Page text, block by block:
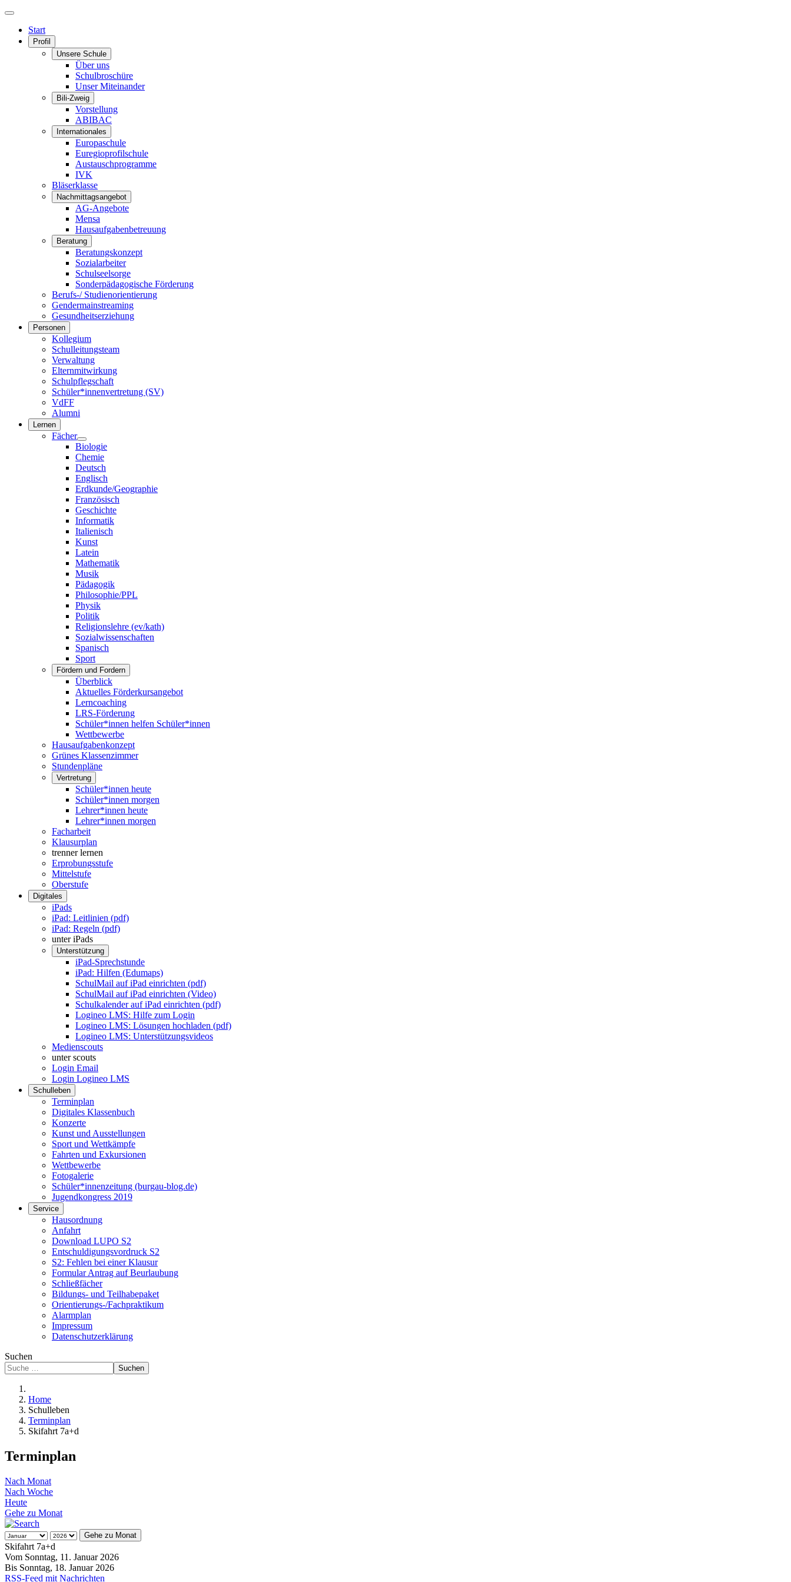
Start
Profil
Unsere Schule
Über uns
Schulbroschüre
Unser Miteinander
Bili-Zweig
Vorstellung
ABIBAC
Internationales
Europaschule
Euregioprofilschule
Austauschprogramme
IVK
Bläserklasse
Nachmittagsangebot
AG-Angebote
Mensa
Hausaufgabenbetreuung
Beratung
Beratungskonzept
Sozialarbeiter
Schulseelsorge
Sonderpädagogische Förderung
Berufs-/ Studienorientierung
Gendermainstreaming
Gesundheitserziehung
Personen
Kollegium
Schulleitungsteam
Verwaltung
Elternmitwirkung
Schulpflegschaft
Schüler*innenvertretung (SV)
VdFF
Alumni
Lernen
Fächer
Biologie
Chemie
Deutsch
Englisch
Erdkunde/Geographie
Französisch
Geschichte
Informatik
Italienisch
Kunst
Latein
Mathematik
Musik
Pädagogik
Philosophie/PPL
Physik
Politik
Religionslehre (ev/kath)
Sozialwissenschaften
Spanisch
Sport
Fördern und Fordern
Überblick
Aktuelles Förderkursangebot
Lerncoaching
LRS-Förderung
Schüler*innen helfen Schüler*innen
Wettbewerbe
Hausaufgabenkonzept
Grünes Klassenzimmer
Stundenpläne
Vertretung
Schüler*innen heute
Schüler*innen morgen
Lehrer*innen heute
Lehrer*innen morgen
Facharbeit
Klausurplan
trenner lernen
Erprobungsstufe
Mittelstufe
Oberstufe
Digitales
iPads
iPad: Leitlinien (pdf)
iPad: Regeln (pdf)
unter iPads
Unterstützung
iPad-Sprechstunde
iPad: Hilfen (Edumaps)
SchulMail auf iPad einrichten (pdf)
SchulMail auf iPad einrichten (Video)
Schulkalender auf iPad einrichten (pdf)
Logineo LMS: Hilfe zum Login
Logineo LMS: Lösungen hochladen (pdf)
Logineo LMS: Unterstützungsvideos
Medienscouts
unter scouts
Login Email
Login Logineo LMS
Schulleben
Terminplan
Digitales Klassenbuch
Konzerte
Kunst und Ausstellungen
Sport und Wettkämpfe
Fahrten und Exkursionen
Wettbewerbe
Fotogalerie
Schüler*innenzeitung (burgau-blog.de)
Jugendkongress 2019
Service
Hausordnung
Anfahrt
Download LUPO S2
Entschuldigungsvordruck S2
S2: Fehlen bei einer Klausur
Formular Antrag auf Beurlaubung
Schließfächer
Bildungs- und Teilhabepaket
Orientierungs-/Fachpraktikum
Alarmplan
Impressum
Datenschutzerklärung
Suchen
Suchen
Home
Schulleben
Terminplan
Skifahrt 7a+d
Terminplan
Nach Monat
Nach Woche
Heute
Gehe zu Monat
Gehe zu Monat
Skifahrt 7a+d
Vom Sonntag, 11. Januar 2026
Bis Sonntag, 18. Januar 2026
RSS-Feed mit Nachrichten